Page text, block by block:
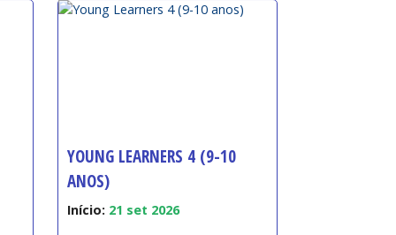
YOUNG LEARNERS 4 (9-10
ANOS)
Início: 21 set 2026